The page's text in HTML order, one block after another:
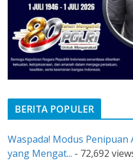
BERITA POPULER
Waspada! Modus Penipuan
yang Mengat... - 72,692